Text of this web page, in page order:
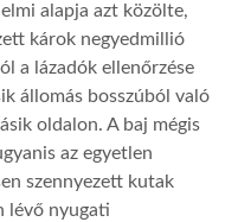
alapja azt közölte,
károk negyedmillió
a lázadók ellenőrzése
állomás bosszúból való
oldalon. A baj mégis
az egyetlen
szennyezett kutak
lévő nyugati